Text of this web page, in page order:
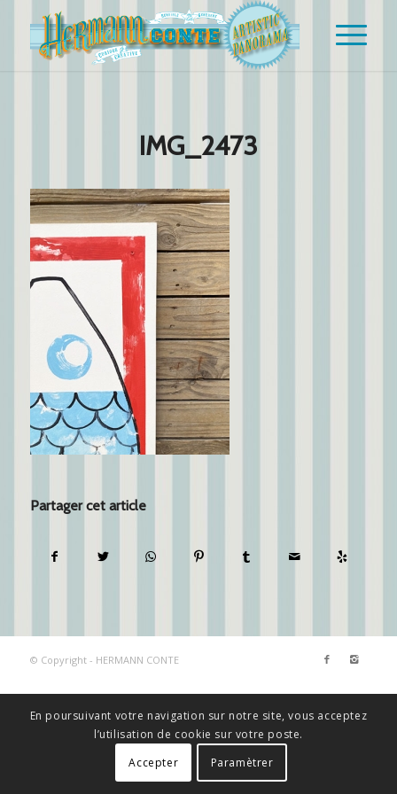
IMG_2473
Partager cet article
© Copyright - HERMANN CONTE
En poursuivant votre navigation sur notre site, vous acceptez
l’utilisation de cookie sur votre poste.
Accepter
Paramètrer